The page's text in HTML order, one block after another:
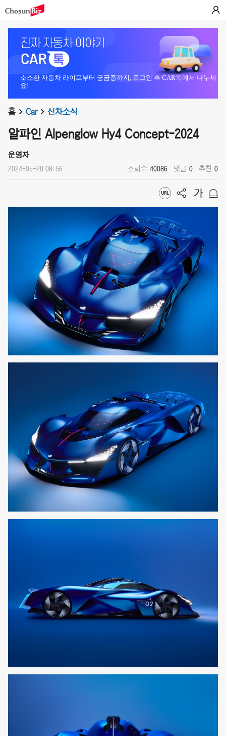
소소한 자동차 라이프부터 궁금증까지, 로그인 후 CAR톡에서 나누세
요!
홈 Car 신차소식
알파인 Alpenglow Hy4 Concept-2024
운영자
2024-05-20 08:56 조회수 40086 댓글 0 추천 0